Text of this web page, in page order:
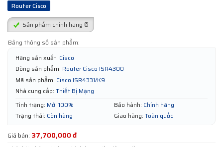
Router Cisco
Sản phẩm chính hãng ®
Bảng thông số sản phẩm:
Hãng sản xuất: Cisco
Dòng sản phẩm: Router Cisco ISR4300
Mã sản phẩm: Cisco ISR4331/K9
Nhà cung cấp: Thiết Bị Mạng
Tình trạng: Mới 100% Bảo hành: Chính hãng
Trạng thái: Còn hàng Giao hàng: Toàn quốc
Giá bán: 37,700,000 đ